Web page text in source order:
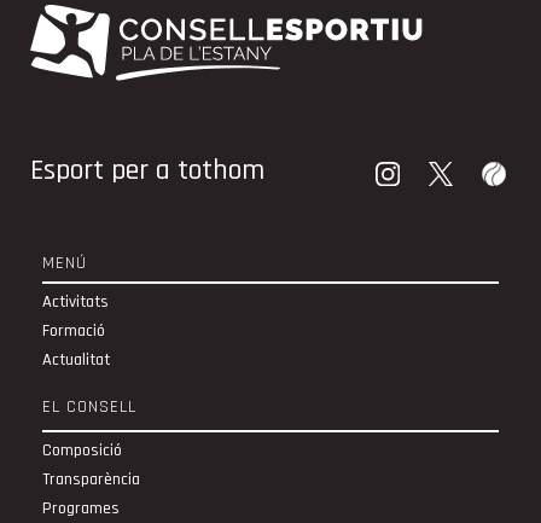
Esport per a tothom
MENÚ
Activitats
Formació
Actualitat
EL CONSELL
Composició
Transparència
Programes